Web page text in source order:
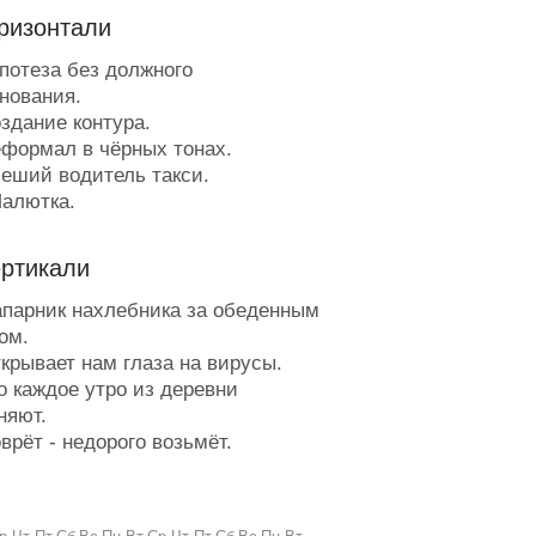
без должного
контура.
в чёрных тонах.
водитель такси.
акушеркой.
доктор, но плохой
бывает тридцать шесть и
удовольствие.
бельё, в котором и на
нахлебника за обеденным
нам глаза на вирусы.
каждое утро из деревни
- недорого возьмёт.